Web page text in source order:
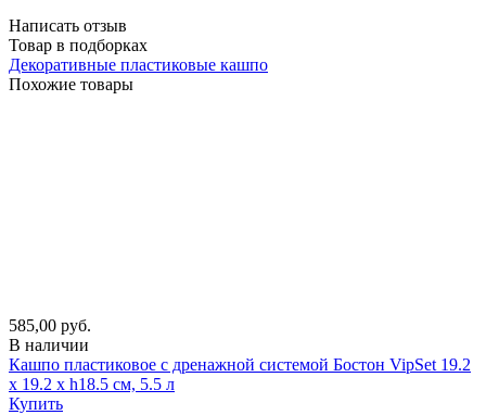
Написать отзыв
Товар в подборках
Декоративные пластиковые кашпо
Похожие товары
585,00 руб.
В наличии
Кашпо пластиковое с дренажной системой Бостон VipSet 19.2
х 19.2 х h18.5 см, 5.5 л
Купить